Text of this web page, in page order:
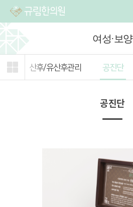
여성·보양
주제형
캐스트
관심
주제
산후/유산후관리 공진단
전체
열기
공진단